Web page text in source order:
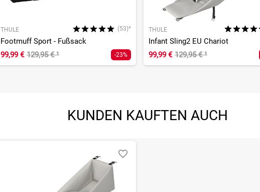
THULE (53)*
Footmuff Sport - Fußsack
99,99 € 129,95 €¹ -23%
THULE
Infant Sling2 EU Chariot
99,99 € 129,95 €¹
KUNDEN KAUFTEN AUCH